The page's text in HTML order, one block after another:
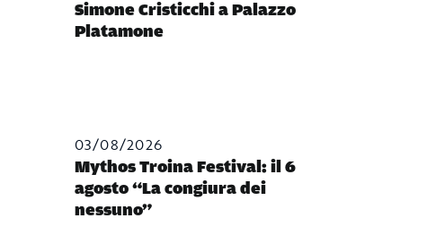
Simone Cristicchi a Palazzo
Platamone
03/08/2026
Mythos Troina Festival: il 6
agosto “La congiura dei
nessuno”